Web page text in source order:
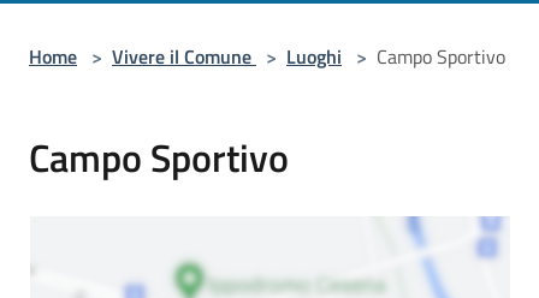
Home > Vivere il Comune > Luoghi > Campo Sportivo
Campo Sportivo